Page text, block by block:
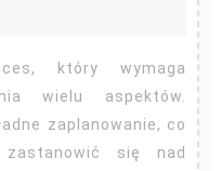
wielu aspektów.
zaplanowanie, co
się nad